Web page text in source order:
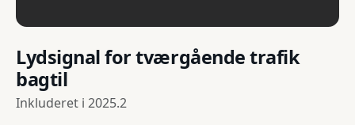
Lydsignal for tværgående trafik
bagtil
Inkluderet i 2025.2